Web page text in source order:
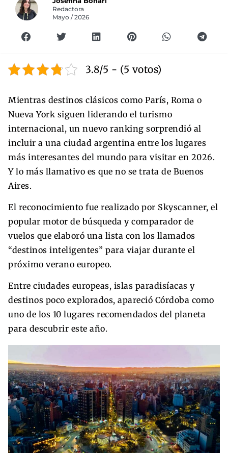
Redactora
Mayo / 2026
3.8/5 - (5 votos)
Mientras destinos clásicos como París, Roma o
Nueva York siguen liderando el turismo
internacional, un nuevo ranking sorprendió al
incluir a una ciudad argentina entre los lugares
más interesantes del mundo para visitar en 2026.
Y lo más llamativo es que no se trata de Buenos
Aires.
El reconocimiento fue realizado por Skyscanner, el
popular motor de búsqueda y comparador de
vuelos que elaboró una lista con los llamados
“destinos inteligentes” para viajar durante el
próximo verano europeo.
Entre ciudades europeas, islas paradisíacas y
destinos poco explorados, apareció Córdoba como
uno de los 10 lugares recomendados del planeta
para descubrir este año.